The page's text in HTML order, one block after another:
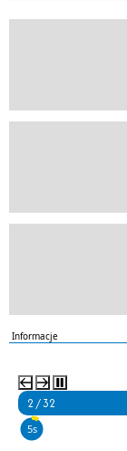
Informacje
2 / 32
5s